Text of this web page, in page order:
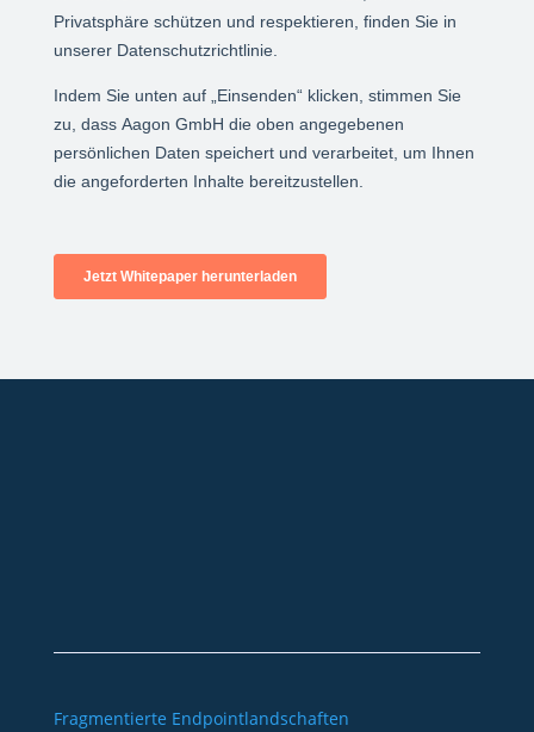
Fragmentierte Endpointlandschaften